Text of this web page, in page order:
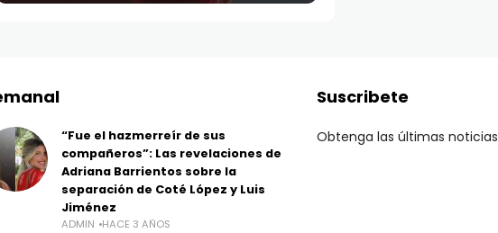
“Fue el hazmerreír de sus
compañeros”: Las revelaciones de
Adriana Barrientos sobre la
separación de Coté López y Luis
Jiménez
ADMIN HACE 3 AÑOS
Suscribete
Obtenga las últimas noticias